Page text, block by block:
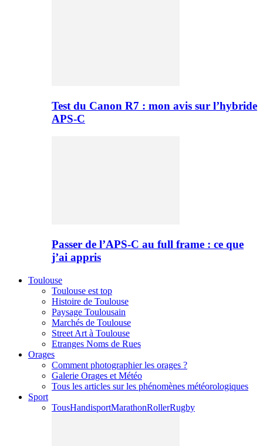
Test du Canon R7 : mon avis sur l’hybride
APS-C
Passer de l’APS-C au full frame : ce que
j’ai appris
Toulouse
Toulouse est top
Histoire de Toulouse
Paysage Toulousain
Marchés de Toulouse
Street Art à Toulouse
Etranges Noms de Rues
Orages
Comment photographier les orages ?
Galerie Orages et Météo
Tous les articles sur les phénomènes météorologiques
Sport
TousHandisportMarathonRollerRugby